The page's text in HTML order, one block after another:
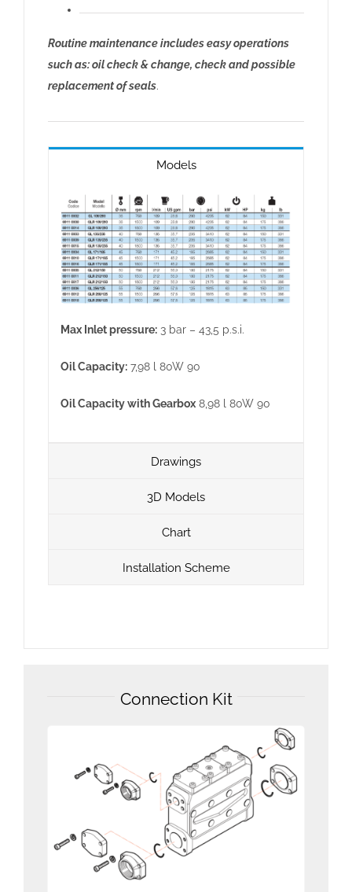
Routine maintenance includes easy operations
such as: oil check & change, check and possible
replacement of seals.
Models
Max Inlet pressure: 3 bar – 43,5 p.s.i.
Oil Capacity: 7,98 l 80W 90
Oil Capacity with Gearbox 8,98 l 80W 90
Drawings
3D Models
Chart
Installation Scheme
Connection Kit